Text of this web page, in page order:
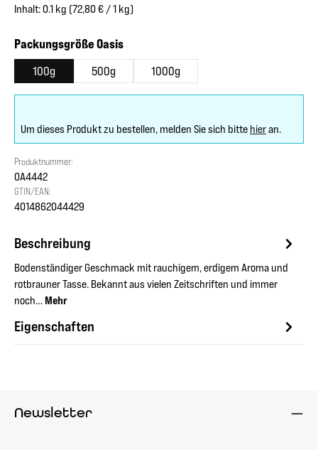
Inhalt:0.1 kg (72,80 € / 1 kg)
Packungsgröße Oasisauswählen
100g 500g 1000g
Um dieses Produkt zu bestellen, melden Sie sich bitte hieran.
Produktnummer:
OA4442
GTIN/EAN:
4014862044429
Beschreibung
Bodenständiger Geschmack mit rauchigem, erdigem Aroma und
rotbrauner Tasse. Bekannt aus vielen Zeitschriften und immer
noch… Mehr
Eigenschaften
Newsletter